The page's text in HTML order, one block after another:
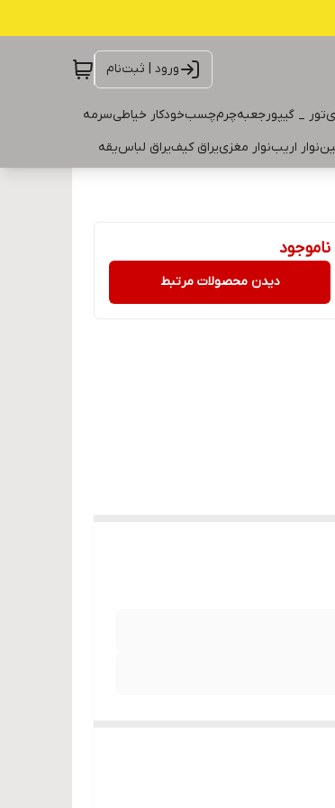
ورود | ثبت‌نام
تور _ گیپورجعبهچرمچسبخودکار خیاطیسرمه
نوار اریبنوار مغزییراق کیفیراق لباسیقه
ناموجود
دیدن محصولات مرتبط